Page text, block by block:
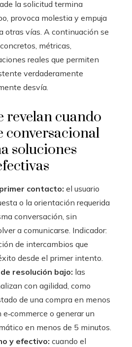
la solicitud termina
provoca molestia y empuja
otras vías. A continuación se
métricas,
reales que permiten
verdaderamente
desvía.
revelan cuando
conversacional
soluciones
contacto: el usuario
o la orientación requerida
conversación, sin
a comunicarse. Indicador:
de intercambios que
desde el primer intento.
resolución bajo: las
con agilidad, como
de una compra en menos
o generar un
en menos de 5 minutos.
y efectivo: cuando el